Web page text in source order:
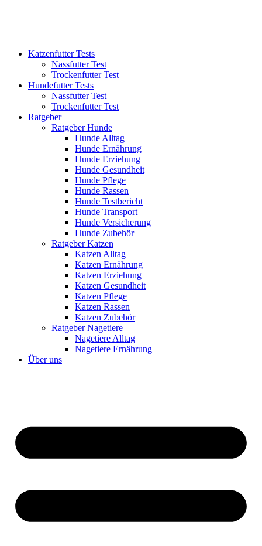
Katzenfutter Tests
Nassfutter Test
Trockenfutter Test
Hundefutter Tests
Nassfutter Test
Trockenfutter Test
Ratgeber
Ratgeber Hunde
Hunde Alltag
Hunde Ernährung
Hunde Erziehung
Hunde Gesundheit
Hunde Pflege
Hunde Rassen
Hunde Testbericht
Hunde Transport
Hunde Versicherung
Hunde Zubehör
Ratgeber Katzen
Katzen Alltag
Katzen Ernährung
Katzen Erziehung
Katzen Gesundheit
Katzen Pflege
Katzen Rassen
Katzen Zubehör
Ratgeber Nagetiere
Nagetiere Alltag
Nagetiere Ernährung
Über uns